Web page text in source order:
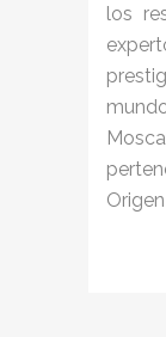
los